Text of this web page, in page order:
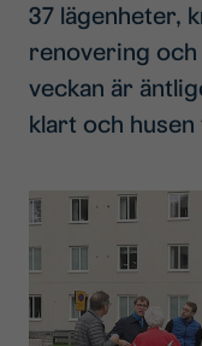
37 lägenheter,
renovering
veckan är
klart och